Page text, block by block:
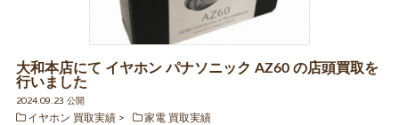
大和本店にて イヤホン パナソニック AZ60 の店頭買取を
行いました
2024.09.23 公開
イヤホン 買取実績
家電 買取実績